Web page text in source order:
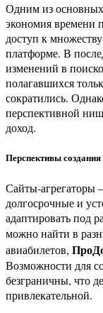
Одним из основных
экономия времени
доступ к
платформе. В
изменений в
полагавшихся
сократились.
перспективной
доход.
Перспективы
Сайты-агрегаторы
долгосрочные и
адаптировать под
можно найти в
авиабилетов,
Возможности для
безграничны, что
привлекательной.